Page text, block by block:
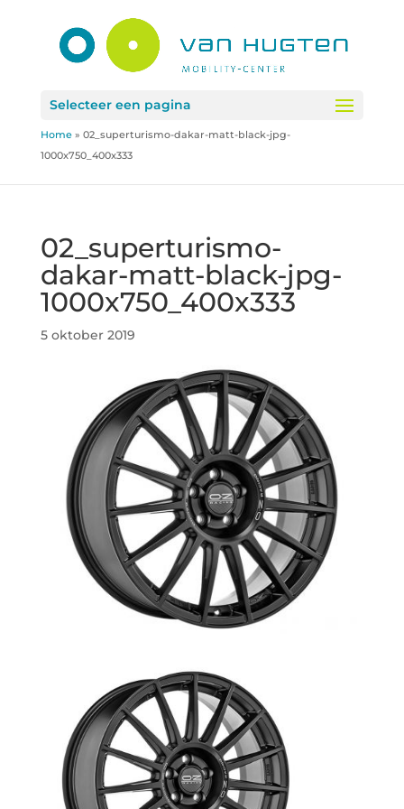
Selecteer een pagina
Home» 02_superturismo-dakar-matt-black-jpg-
1000x750_400x333
02_superturismo-
dakar-matt-black-jpg-
1000x750_400x333
5 oktober 2019